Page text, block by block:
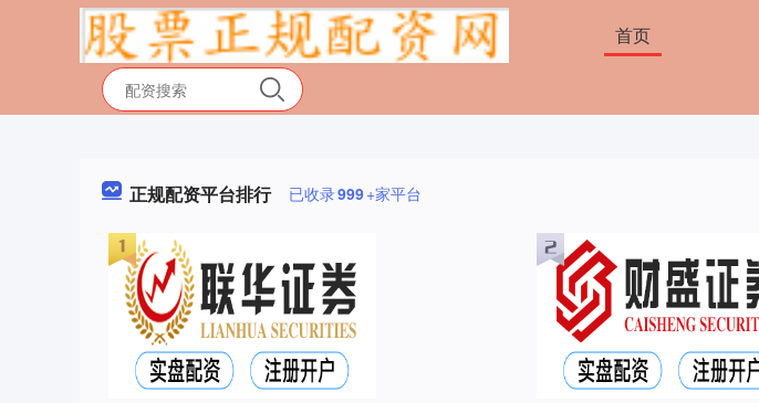
首页
正规配资平台排行 已收录999+家平台